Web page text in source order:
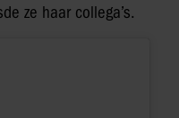
ze haar collega’s.